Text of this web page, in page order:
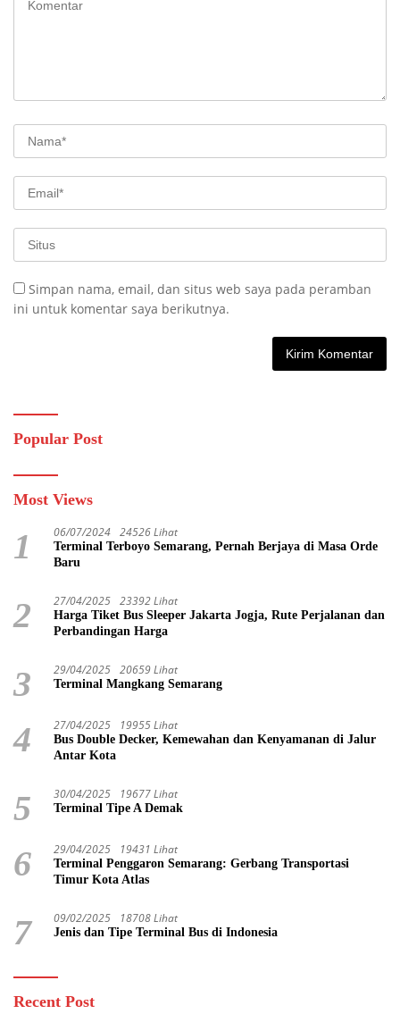
Simpan nama, email, dan situs web saya pada peramban
ini untuk komentar saya berikutnya.
Popular Post
Most Views
1 06/07/2024 24526 Lihat
Terminal Terboyo Semarang, Pernah Berjaya di Masa Orde
Baru
2 27/04/2025 23392 Lihat
Harga Tiket Bus Sleeper Jakarta Jogja, Rute Perjalanan dan
Perbandingan Harga
3 29/04/2025 20659 Lihat
Terminal Mangkang Semarang
4 27/04/2025 19955 Lihat
Bus Double Decker, Kemewahan dan Kenyamanan di Jalur
Antar Kota
5 30/04/2025 19677 Lihat
Terminal Tipe A Demak
6 29/04/2025 19431 Lihat
Terminal Penggaron Semarang: Gerbang Transportasi
Timur Kota Atlas
7 09/02/2025 18708 Lihat
Jenis dan Tipe Terminal Bus di Indonesia
Recent Post